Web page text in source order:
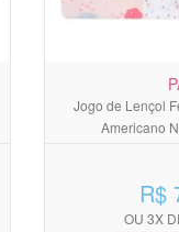
Jogo de Lençol
Americano
R$
OU 3X